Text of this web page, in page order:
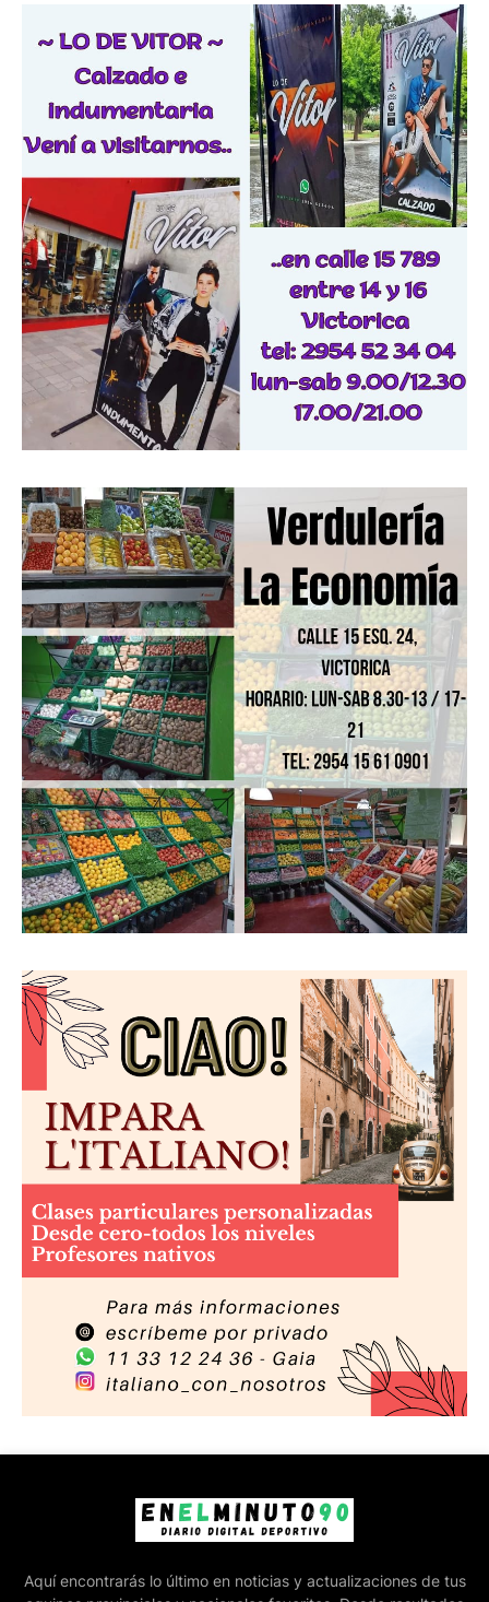
Aquí encontrarás lo último en noticias y actualizaciones de tus